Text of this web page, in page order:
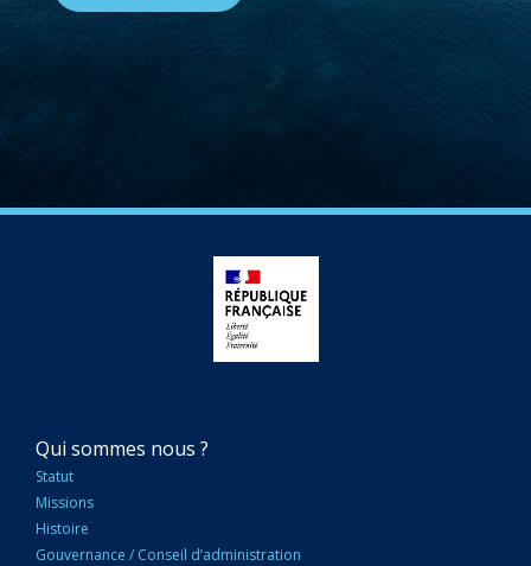
NAVIGATION
PRINCIPALE
Qui sommes nous ?
Statut
Missions
Histoire
Gouvernance / Conseil d’administration